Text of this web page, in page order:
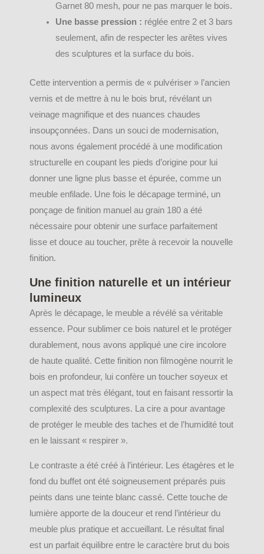
Garnet 80 mesh, pour ne pas marquer le bois.
Une basse pression : réglée entre 2 et 3 bars
seulement, afin de respecter les arêtes vives
des sculptures et la surface du bois.
Cette intervention a permis de « pulvériser » l’ancien
vernis et de mettre à nu le bois brut, révélant un
veinage magnifique et des nuances chaudes
insoupçonnées. Dans un souci de modernisation,
nous avons également procédé à une modification
structurelle en coupant les pieds d’origine pour lui
donner une ligne plus basse et épurée, comme un
meuble enfilade. Une fois le décapage terminé, un
ponçage de finition manuel au grain 180 a été
nécessaire pour obtenir une surface parfaitement
lisse et douce au toucher, prête à recevoir la nouvelle
finition.
Une finition naturelle et un intérieur
lumineux
Après le décapage, le meuble a révélé sa véritable
essence. Pour sublimer ce bois naturel et le protéger
durablement, nous avons appliqué une cire incolore
de haute qualité. Cette finition non filmogène nourrit le
bois en profondeur, lui confère un toucher soyeux et
un aspect mat très élégant, tout en faisant ressortir la
complexité des sculptures. La cire a pour avantage
de protéger le meuble des taches et de l’humidité tout
en le laissant « respirer ».
Le contraste a été créé à l’intérieur. Les étagères et le
fond du buffet ont été soigneusement préparés puis
peints dans une teinte blanc cassé. Cette touche de
lumière apporte de la douceur et rend l’intérieur du
meuble plus pratique et accueillant. Le résultat final
est un parfait équilibre entre le caractère brut du bois